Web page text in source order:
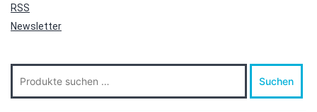
RSS
Newsletter
Suche
nach:
Suchen